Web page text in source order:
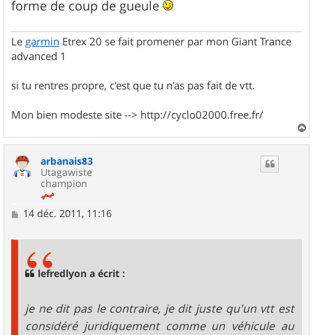
forme de coup de gueule
Le garmin Etrex 20 se fait promener par mon Giant Trance
advanced 1
si tu rentres propre, c'est que tu n'as pas fait de vtt.
Mon bien modeste site --> http://cyclo02000.free.fr/
a
arbanais83
Utagawiste
champion
M14 déc. 2011, 11:16
lefredlyon a écrit :
je ne dit pas le contraire, je dit juste qu'un vtt est
considéré juridiquement comme un véhicule au